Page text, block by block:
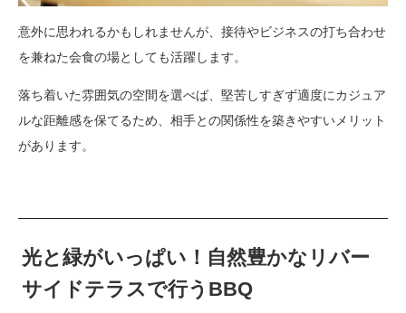
意外に思われるかもしれませんが、接待やビジネスの打ち合わせ
を兼ねた会食の場としても活躍します。
落ち着いた雰囲気の空間を選べば、堅苦しすぎず適度にカジュア
ルな距離感を保てるため、相手との関係性を築きやすいメリット
があります。
光と緑がいっぱい！自然豊かなリバー
サイドテラスで行うBBQ